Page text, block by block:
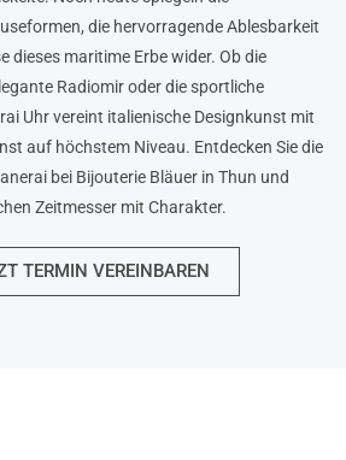
die hervorragende Ablesbarkeit
dieses maritime Erbe wider. Ob die
Radiomir oder die sportliche
Uhr vereint italienische Designkunst mit
auf höchstem Niveau. Entdecken Sie die
bei Bijouterie Bläuer in Thun und
Zeitmesser mit Charakter.
TERMIN VEREINBAREN